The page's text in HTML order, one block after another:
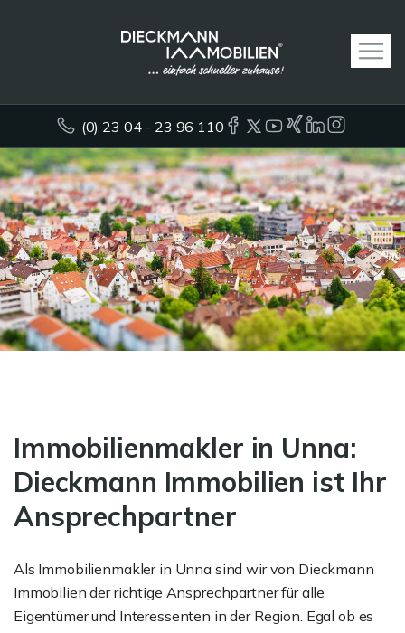
(0) 23 04 - 23 96 110
Immobilien­makler in Unna:
Dieckmann Immobilien ist Ihr
Ansprechpartner
Als Immobilienmakler in Unna sind wir von Dieckmann
Immobilien der richtige Ansprechpartner für alle
Eigentümer und Interessenten in der Region. Egal ob es